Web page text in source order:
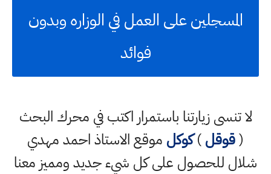
المسجلين على العمل في الوزاره وبدون
فوائد
لا تنسى زيارتنا باستمرار اكتب في محرك البحث
(قوقل)كوكل موقع الاستاذ احمد مهدي
شلال للحصول على كل شيء جديد ومميز معنا